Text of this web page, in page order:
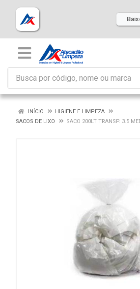
INÍCIO
HIGIENE E LIMPEZA
SACOS DE LIXO
SACO 200LT TRANSP. 3.5